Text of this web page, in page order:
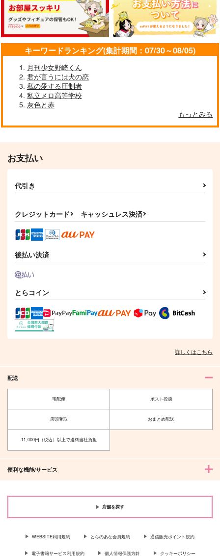
キーワードランキング(集計期間：07/30～08/05)
月刊少女野崎くん
君が言うには犬の恋
私の愛する圧制者
私立メロ高等学校
灰色と赤
もっとみる
お支払い
代引き
クレジットカード キャッシュレス決済
後払い決済
とらコイン
詳しくはこちら
配送
宅配便 ポスト投函
店頭受取 おまとめ配送
11,000円（税込）以上で送料当社負担
便利な機能/サービス
店舗を探す
WEBSITE利用規約 とらのあな会員規約 通信販売ポイント規約
電子書籍サービス利用規約 個人情報保護方針 クッキーポリシー